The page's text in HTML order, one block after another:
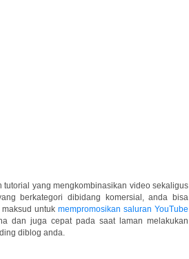
yang mengkombinasikan video sekaligus
berkategori dibidang komersial, anda bisa
maksud untukmempromosikan saluran YouTube
dan juga cepat pada saat laman melakukan
diblog anda.